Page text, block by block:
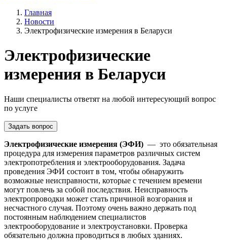
Главная
Новости
Электрофизические измерения в Беларуси
Электрофизические
измерения в Беларуси
Наши специалисты ответят на любой интересующий вопрос
по услуге
Задать вопрос
Электрофизические измерения (ЭФИ) — это обязательная
процедура для измерения параметров различных систем
электропотребления и электрооборудования. Задача
проведения ЭФИ состоит в том, чтобы обнаружить
возможные неисправности, которые с течением времени
могут повлечь за собой последствия. Неисправность
электропроводки может стать причиной возгорания и
несчастного случая. Поэтому очень важно держать под
постоянным наблюдением специалистов
электрооборудование и электроустановки. Проверка
обязательно должна проводиться в любых зданиях.